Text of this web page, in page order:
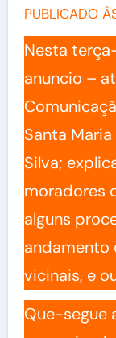
PUBLICADO
Nesta
anuncio –
Santa
Silva;
moradores
alguns
andamento
vicinais, e
Que-segue